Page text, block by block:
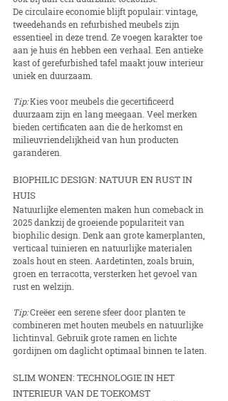
De circulaire economie blijft populair: vintage,
tweedehands en refurbished meubels zijn
essentieel in deze trend. Ze voegen karakter toe
aan je huis én hebben een verhaal. Een antieke
kast of gerefurbished tafel maakt jouw interieur
uniek en duurzaam.
Tip: Kies voor meubels die gecertificeerd
duurzaam zijn en lang meegaan. Veel merken
bieden certificaten aan die de herkomst en
milieuvriendelijkheid van hun producten
garanderen.
BIOPHILIC DESIGN: NATUUR EN RUST IN
HUIS
Natuurlijke elementen maken hun comeback in
2025 dankzij de groeiende populariteit van
biophilic design. Denk aan grote kamerplanten,
verticaal tuinieren en natuurlijke materialen
zoals hout en steen. Aardetinten, zoals bruin,
groen en terracotta, versterken het gevoel van
rust en welzijn.
Tip: Creëer een serene sfeer door planten te
combineren met houten meubels en natuurlijke
lichtinval. Gebruik grote ramen en lichte
gordijnen om daglicht optimaal binnen te laten.
SLIM WONEN: TECHNOLOGIE IN HET
INTERIEUR VAN DE TOEKOMST